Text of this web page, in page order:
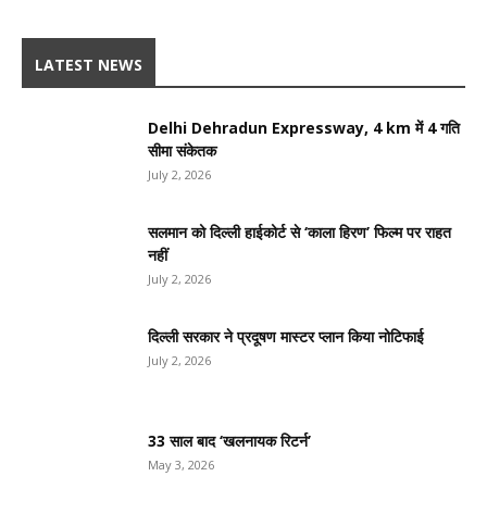
LATEST NEWS
Delhi Dehradun Expressway, 4 km में 4 गति
सीमा संकेतक
July 2, 2026
सलमान को दिल्ली हाईकोर्ट से ‘काला हिरण’ फिल्म पर राहत
नहीं
July 2, 2026
दिल्ली सरकार ने प्रदूषण मास्टर प्लान किया नोटिफाई
July 2, 2026
33 साल बाद ‘खलनायक रिटर्न’
May 3, 2026